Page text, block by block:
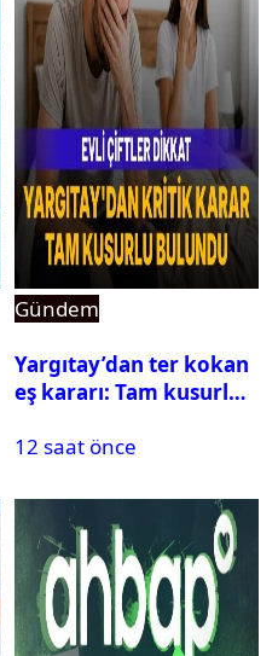
Gündem
Yargıtay’dan ter kokan
eş kararı: Tam kusurlu
12 saat önce